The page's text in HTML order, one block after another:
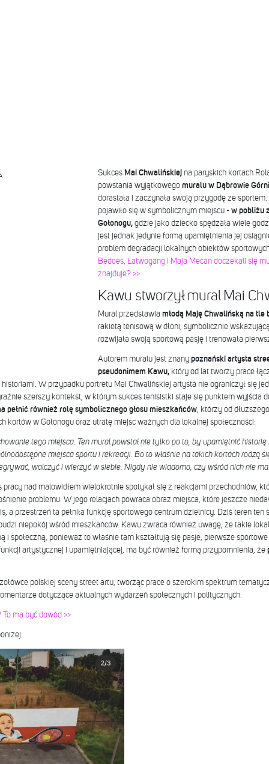
Sukces Mai Chwalińskiej na paryskich kortach
powstania wyjątkowego muralu w Dąbrowie
dorastała i zaczynała swoją przygodę ze
pojawiło się w symbolicznym miejscu - w pobliżu
Gołonogu, gdzie jako dziecko spędzała wiele
jest jednak jedynie formą upamiętnienia jej
problem degradacji lokalnych obiektów
Bedoes, Łatwogang i Maja Mecan doczekali się
znajduje? >>
Kawu stworzył mural Mai
Mural przedstawia młodą Maję Chwalińską na
rakietą tenisową w dłoni, symbolicznie
rozwijała swoją sportową pasję i trenowała
Autorem muralu jest znany poznański artysta
pseudonimem Kawu,który od lat tworzy prace
W przypadku portretu Mai Chwalińskiej artysta nie ograniczył się
szerszy kontekst, w którym sukces tenisistki staje się punktem wyjścia
pełnić również rolę symbolicznego głosu mieszkańców, którzy od
kortów w Gołonogu oraz utratę miejsc ważnych dla lokalnej społeczności:
tego miejsca. Ten mural powstał nie tylko po to, by upamiętnić
miejsca sportu i rekreacji. Bo to właśnie na takich kortach rodzą
walczyć i wierzyć w siebie. Nigdy nie wiadomo, czy wśród nich nie
nad malowidłem wielokrotnie spotykał się z reakcjami przechodniów,
problemu. W jego relacjach powraca obraz miejsca, które jeszcze
a przestrzeń ta pełniła funkcję sportowego centrum dzielnicy. Dziś teren
niepokój wśród mieszkańców. Kawu zwraca również uwagę, że takie
i społeczną, ponieważ to właśnie tam kształtują się pasje, pierwsze
artystycznej i upamiętniającej, ma być również formą przypomnienia, że
polskiej sceny street artu, tworząc prace o szerokim spektrum
dotyczące aktualnych wydarzeń społecznych i politycznych.
ma być dowód >>